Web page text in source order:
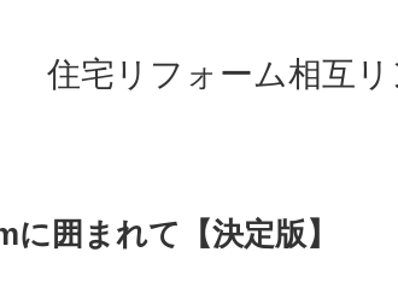
住宅リフォーム相互
囲まれて【決定版】